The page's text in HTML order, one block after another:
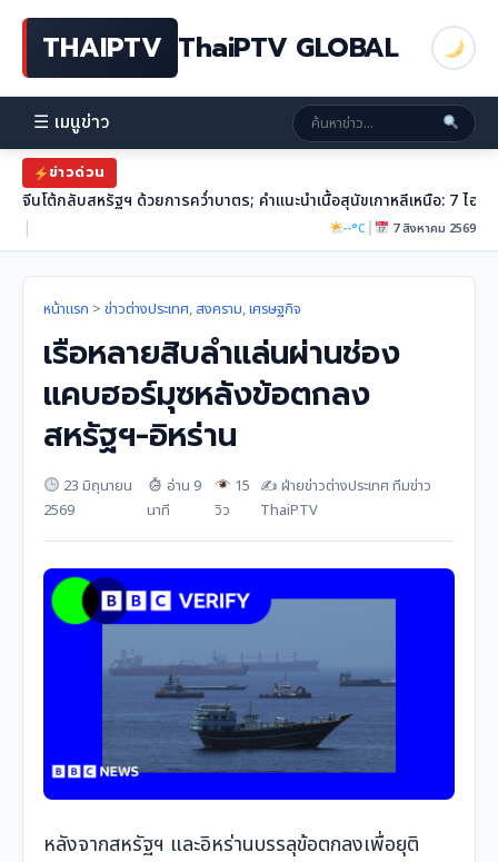
THAIPTV ThaiPTV GLOBAL
☰ เมนูข่าว
ข่าวด่วน
จีนโต้กลับสหรัฐฯ ด้วยการคว่ำบาตร; คำแนะนำเนื้อสุนัขเกาหลีเหนือ: 7 ไฮไล
|
--°C| 7 สิงหาคม 2569
หน้าแรก > ข่าวต่างประเทศ, สงคราม,เศรษฐกิจ
เรือหลายสิบลำแล่นผ่านช่อง
แคบฮอร์มุซหลังข้อตกลง
สหรัฐฯ-อิหร่าน
23 มิถุนายน
2569
อ่าน 9
นาที
15
วิว
✍️ ฝ่ายข่าวต่างประเทศ ทีมข่าว
ThaiPTV
หลังจากสหรัฐฯ และอิหร่านบรรลุข้อตกลงเพื่อยุติ